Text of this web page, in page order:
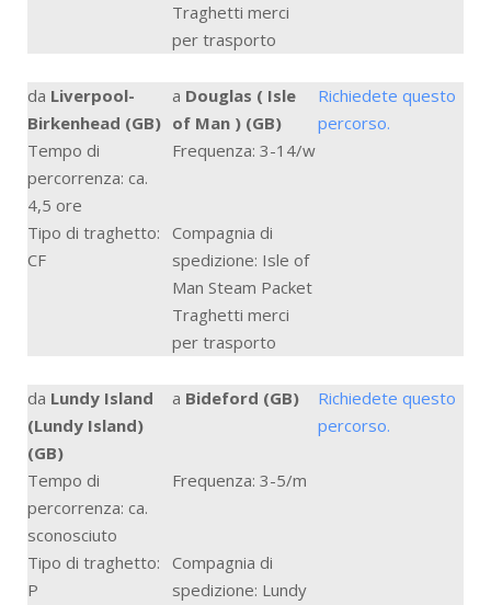
Traghetti merci
per trasporto
da Liverpool-
Birkenhead (GB)
a Douglas ( Isle
of Man ) (GB)
Richiedete questo
percorso.
Tempo di
percorrenza: ca.
4,5 ore
Frequenza: 3-14/w
Tipo di traghetto:
CF
Compagnia di
spedizione: Isle of
Man Steam Packet
Traghetti merci
per trasporto
da Lundy Island
(Lundy Island)
(GB)
a Bideford (GB)
Richiedete questo
percorso.
Tempo di
percorrenza: ca.
sconosciuto
Frequenza: 3-5/m
Tipo di traghetto:
P
Compagnia di
spedizione: Lundy